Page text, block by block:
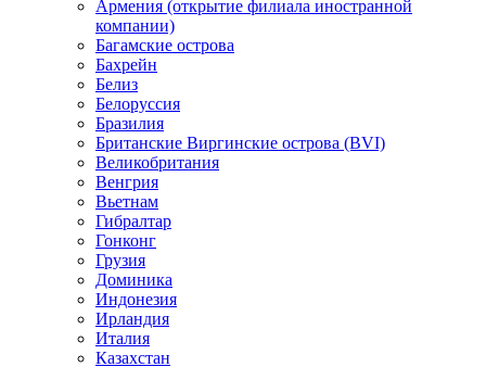
Армения (открытие филиала иностранной
компании)
Багамские острова
Бахрейн
Белиз
Белоруссия
Бразилия
Британские Виргинские острова (BVI)
Великобритания
Венгрия
Вьетнам
Гибралтар
Гонконг
Грузия
Доминика
Индонезия
Ирландия
Италия
Казахстан